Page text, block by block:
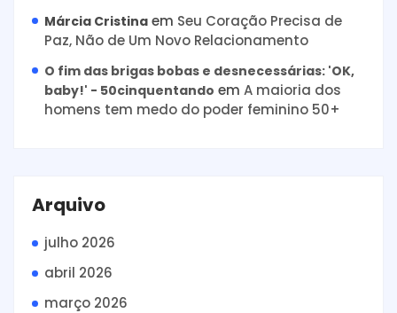
Márcia Cristina em Seu Coração Precisa de
Paz, Não de Um Novo Relacionamento
O fim das brigas bobas e desnecessárias: 'OK,
baby!' - 50cinquentando em A maioria dos
homens tem medo do poder feminino 50+
Arquivo
julho 2026
abril 2026
março 2026